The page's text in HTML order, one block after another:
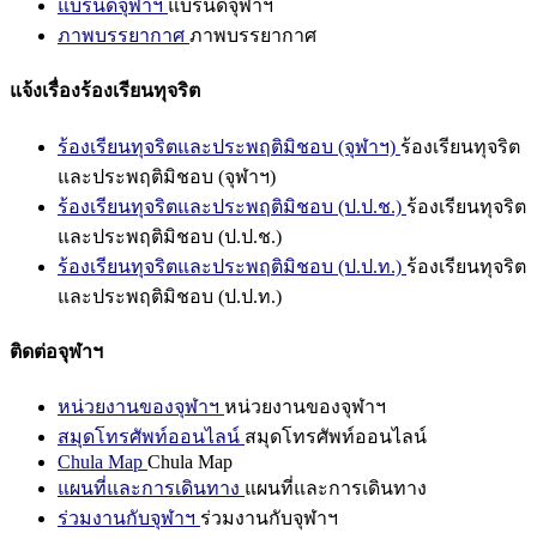
แบรนด์จุฬาฯ แบรนด์จุฬาฯ
ภาพบรรยากาศ ภาพบรรยากาศ
แจ้งเรื่องร้องเรียนทุจริต
ร้องเรียนทุจริตและประพฤติมิชอบ (จุฬาฯ) ร้องเรียนทุจริต
และประพฤติมิชอบ (จุฬาฯ)
ร้องเรียนทุจริตและประพฤติมิชอบ (ป.ป.ช.) ร้องเรียนทุจริต
และประพฤติมิชอบ (ป.ป.ช.)
ร้องเรียนทุจริตและประพฤติมิชอบ (ป.ป.ท.) ร้องเรียนทุจริต
และประพฤติมิชอบ (ป.ป.ท.)
ติดต่อจุฬาฯ
หน่วยงานของจุฬาฯ หน่วยงานของจุฬาฯ
สมุดโทรศัพท์ออนไลน์ สมุดโทรศัพท์ออนไลน์
Chula Map Chula Map
แผนที่และการเดินทาง แผนที่และการเดินทาง
ร่วมงานกับจุฬาฯ ร่วมงานกับจุฬาฯ